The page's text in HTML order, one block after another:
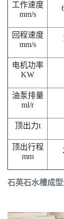
石英石水槽成
工作速度
mm/s
回程速度
mm/s
电机功率
KW
油泵排量
ml/r
顶出力t
顶出行程
mm